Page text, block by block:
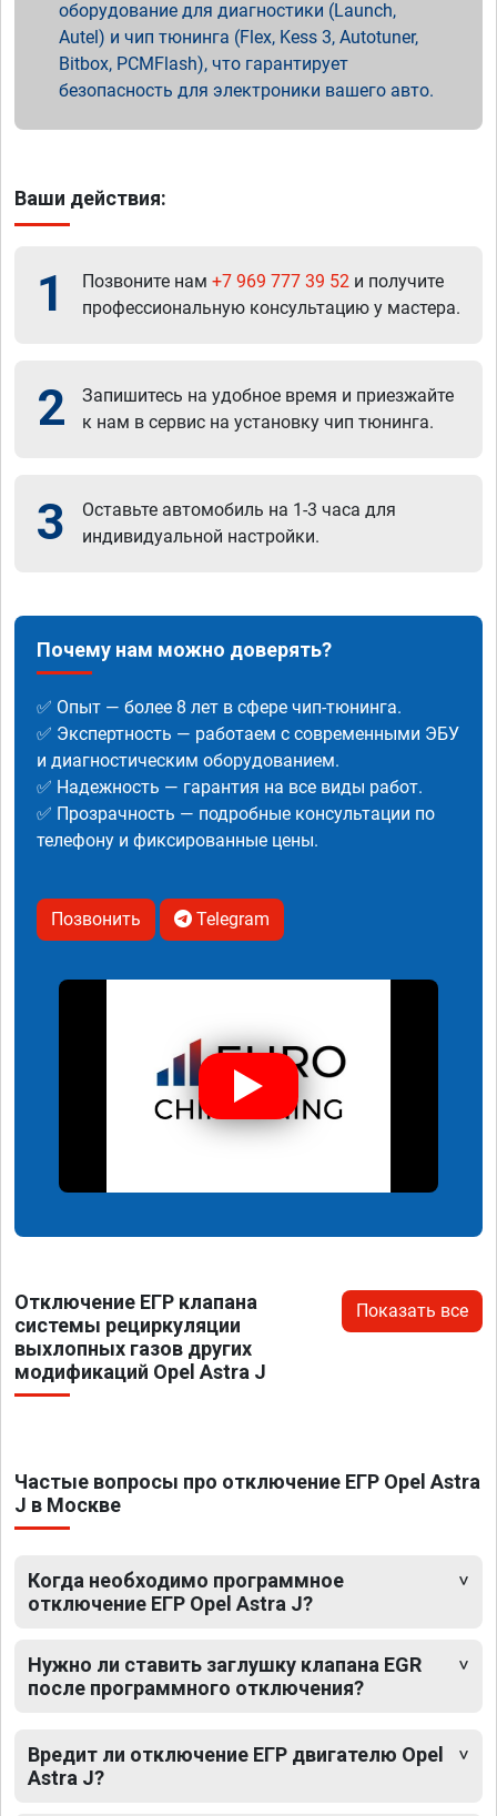
оборудование для диагностики (Launch,
Autel) и чип тюнинга (Flex, Kess 3, Autotuner,
Bitbox, PCMFlash), что гарантирует
безопасность для электроники вашего авто.
Ваши действия:
1 Позвоните нам +7 969 777 39 52 и получите
профессиональную консультацию у мастера.
2
Запишитесь на удобное время и приезжайте
к нам в сервис на установку чип тюнинга.
3
Оставьте автомобиль на 1-3 часа для
индивидуальной настройки.
Почему нам можно доверять?
✅ Опыт — более 8 лет в сфере чип-тюнинга.
✅ Экспертность — работаем с современными ЭБУ
и диагностическим оборудованием.
✅ Надежность — гарантия на все виды работ.
✅ Прозрачность — подробные консультации по
телефону и фиксированные цены.
Позвонить Telegram
Отключение ЕГР клапана
системы рециркуляции
выхлопных газов других
модификаций Opel Astra J
Показать все
Частые вопросы про отключение ЕГР Opel Astra
J в Москве
Когда необходимо программное
отключение ЕГР Opel Astra J?
Нужно ли ставить заглушку клапана EGR
после программного отключения?
Вредит ли отключение ЕГР двигателю Opel
Astra J?